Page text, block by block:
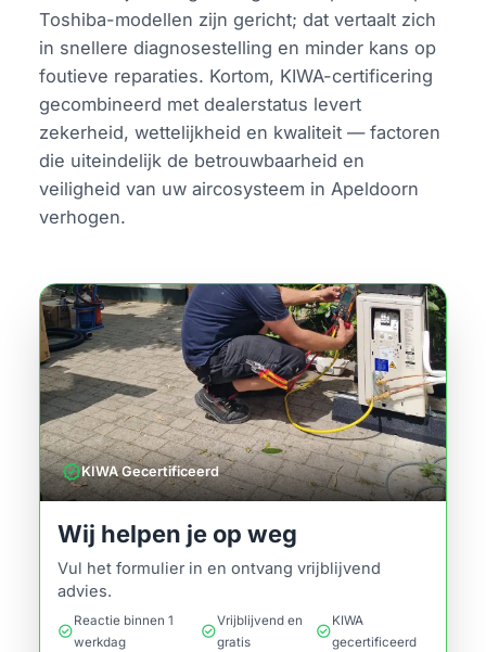
Toshiba-modellen zijn gericht; dat vertaalt zich
in snellere diagnosestelling en minder kans op
foutieve reparaties. Kortom, KIWA-certificering
gecombineerd met dealerstatus levert
zekerheid, wettelijkheid en kwaliteit — factoren
die uiteindelijk de betrouwbaarheid en
veiligheid van uw aircosysteem in Apeldoorn
verhogen.
verifiedKIWA Gecertificeerd
Wij helpen je op weg
Vul het formulier in en ontvang vrijblijvend
advies.
check_circle
Reactie binnen 1
werkdag
check_circle
Vrijblijvend en
gratis
check_circle
KIWA
gecertificeerd